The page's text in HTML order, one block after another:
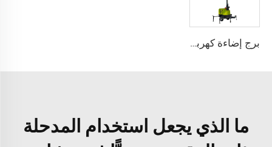
برج إضاءة كهربائي رافع بطول 9 أمتار من طراز 4TNVH1600-9m
ما الذي يجعل استخدام المدحلة